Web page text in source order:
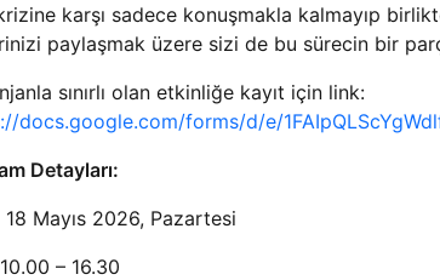
karşı sadece konuşmakla kalmayıp
paylaşmak üzere sizi de bu sürecin bir
sınırlı olan etkinliğe kayıt için link:
docs.google.com/forms/d/e/
Detayları:
18 Mayıs 2026, Pazartesi
10.00 – 16.30